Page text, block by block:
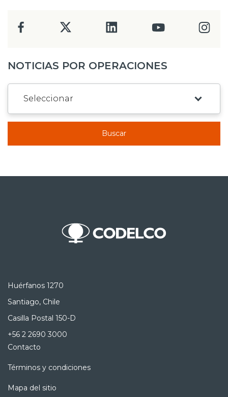
NOTICIAS POR OPERACIONES
Buscar
Huérfanos 1270
Santiago, Chile
Casilla Postal 150-D
+56 2 2690 3000
Contacto
Términos y condiciones
Mapa del sitio